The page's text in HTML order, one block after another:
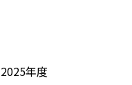
2025年度